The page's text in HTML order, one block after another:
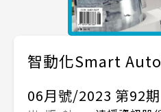
智動化Smart
06月號/2023 第92期